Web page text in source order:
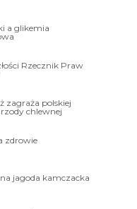
a glikemia
Rzecznik Praw
zagraża polskiej
chlewnej
zdrowie
jagoda kamczacka